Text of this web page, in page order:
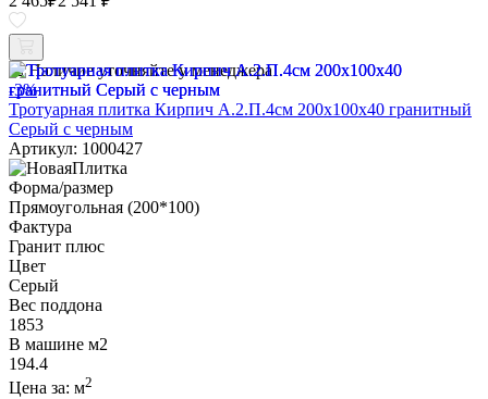
Наличие уточняйте у менеджера
-3%
Тротуарная плитка Кирпич А.2.П.4см 200х100х40 гранитный
Серый с черным
Артикул: 1000427
Форма/размер
Прямоугольная (200*100)
Фактура
Гранит плюс
Цвет
Серый
Вес поддона
1853
В машине м2
194.4
Цена за: м2